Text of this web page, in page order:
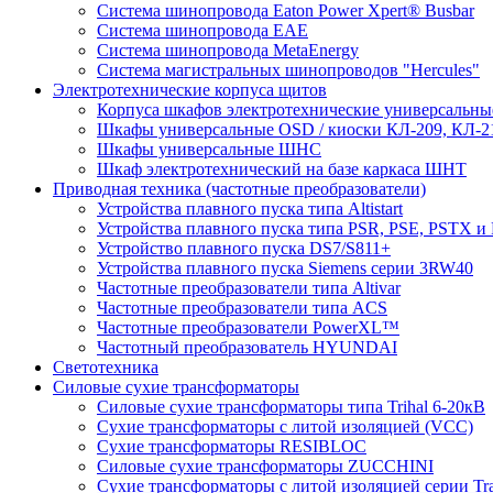
Система шинопровода Eaton Power Xpert® Busbar
Система шинопровода EAE
Система шинопровода MetaEnergy
Система магистральных шинопроводов "Hercules"
Электротехнические корпуса щитов
Корпуса шкафов электротехнические
Шкафы универсальные OSD / киоски КЛ-209, КЛ-
Шкафы универсальные ШНС
Шкаф электротехнический на базе каркаса ШНТ
Приводная техника (частотные преобразователи)
Устройства плавного пуска типа Altistart
Устройства плавного пуска типа PSR, PSE, PSTX и
Устройство плавного пуска DS7/S811+
Устройства плавного пуска Siemens серии 3RW40
Частотные преобразователи типа Altivar
Частотные преобразователи типа ACS
Частотные преобразователи PowerXL™
Частотный преобразователь HYUNDAI
Светотехника
Силовые сухие трансформаторы
Силовые сухие трансформаторы типа Trihal 6-20кВ
Сухие трансформаторы с литой изоляцией (VCC)
Сухие трансформаторы RESIBLOC
Силовые сухие трансформаторы ZUCCHINI
Сухие трансформаторы с литой изоляцией серии